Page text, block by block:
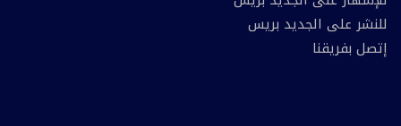
للنشر على الجديد بريس
إتصل بفريقنا